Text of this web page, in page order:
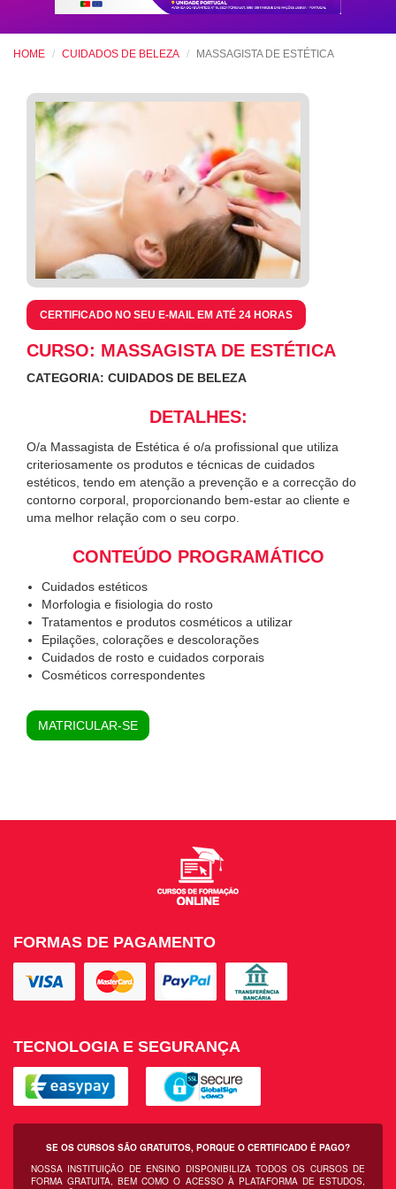
HOME CUIDADOS DE BELEZA MASSAGISTA DE ESTÉTICA
CERTIFICADO NO SEU E-MAIL EM ATÉ 24 HORAS
CURSO: MASSAGISTA DE ESTÉTICA
CATEGORIA: CUIDADOS DE BELEZA
DETALHES:
O/a Massagista de Estética é o/a profissional que utiliza
criteriosamente os produtos e técnicas de cuidados
estéticos, tendo em atenção a prevenção e a correcção do
contorno corporal, proporcionando bem-estar ao cliente e
uma melhor relação com o seu corpo.
CONTEÚDO PROGRAMÁTICO
Cuidados estéticos
Morfologia e fisiologia do rosto
Tratamentos e produtos cosméticos a utilizar
Epilações, colorações e descolorações
Cuidados de rosto e cuidados corporais
Cosméticos correspondentes
MATRICULAR-SE
FORMAS DE PAGAMENTO
TECNOLOGIA E SEGURANÇA
SE OS CURSOS SÃO GRATUITOS, PORQUE O CERTIFICADO É PAGO?
NOSSA INSTITUIÇÃO DE ENSINO DISPONIBILIZA TODOS OS CURSOS DE
FORMA GRATUITA, BEM COMO O ACESSO À PLATAFORMA DE ESTUDOS,